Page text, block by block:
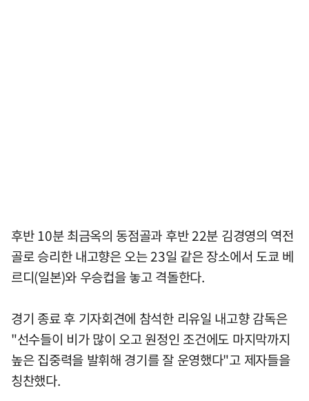
후반 10분 최금옥의 동점골과 후반 22분 김경영의 역전
골로 승리한 내고향은 오는 23일 같은 장소에서 도쿄 베
르디(일본)와 우승컵을 놓고 격돌한다.
경기 종료 후 기자회견에 참석한 리유일 내고향 감독은
"선수들이 비가 많이 오고 원정인 조건에도 마지막까지
높은 집중력을 발휘해 경기를 잘 운영했다"고 제자들을
칭찬했다.